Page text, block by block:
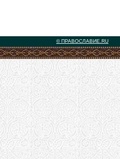
© ПРАВОСЛАВИЕ.RU